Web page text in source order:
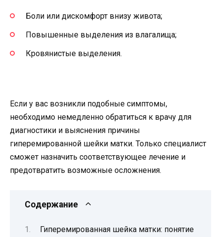
Боли или дискомфорт внизу живота;
Повышенные выделения из влагалища;
Кровянистые выделения.
Если у вас возникли подобные симптомы,
необходимо немедленно обратиться к врачу для
диагностики и выяснения причины
гиперемированной шейки матки. Только специалист
сможет назначить соответствующее лечение и
предотвратить возможные осложнения.
Содержание
Гиперемированная шейка матки: понятие